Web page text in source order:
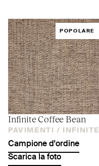
POPOLARE
Infinite Coffee Bean
PAVIMENTI / INFINITE
Campione d'ordine
Scarica la foto